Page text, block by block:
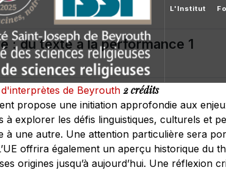
L'Institut
: du texte à la performance 1
de Beyrouth2 crédits
propose une initiation approfondie aux
à explorer les défis linguistiques, culturels et
à une autre. Une attention particulière sera
offrira également un aperçu historique
origines jusqu’à aujourd’hui. Une réflexion